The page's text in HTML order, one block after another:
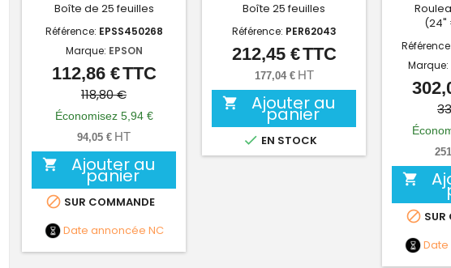
Boîte de 25 feuilles
Référence: EPSS450268
Marque: EPSON
Prix
Prix
de
base
112,86 €TTC
118,80 €
Économisez 5,94 €
94,05 € HT
 Ajouter au
panier
 SUR COMMANDE
Date annoncée NC
Boîte 25 feuilles
Référence: PER62043
Prix
212,45 €TTC
177,04 € HT
 Ajouter au
panier
 EN STOCK
(24"
Marque:

 SUR